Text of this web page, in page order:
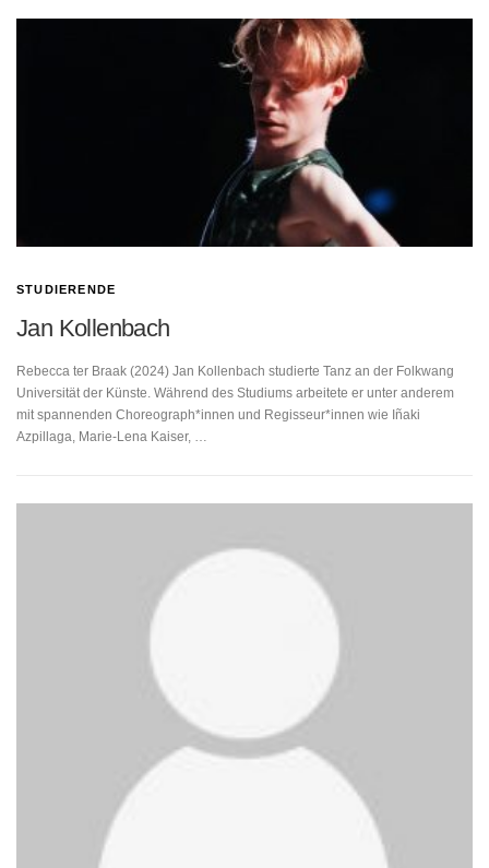
STUDIERENDE
Jan Kollenbach
Rebecca ter Braak (2024) Jan Kollenbach studierte Tanz an der Folkwang
Universität der Künste. Während des Studiums arbeitete er unter anderem
mit spannenden Choreograph*innen und Regisseur*innen wie Iñaki
Azpillaga, Marie-Lena Kaiser, …